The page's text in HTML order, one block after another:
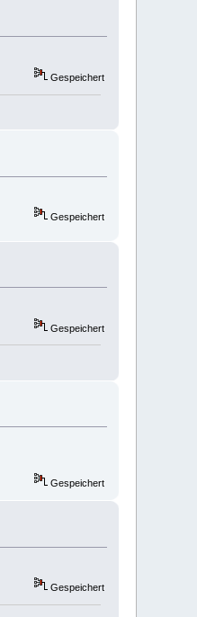
Gespeichert
Gespeichert
Gespeichert
Gespeichert
Gespeichert